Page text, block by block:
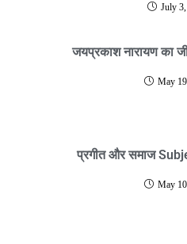
July
जयप्रकाश नारायण का
May
प्रगीत और समाज
May